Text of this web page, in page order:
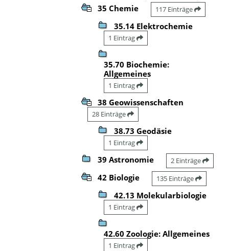
35 Chemie 117 Einträge
35.14 Elektrochemie
1 Eintrag
35.70 Biochemie:
Allgemeines
1 Eintrag
38 Geowissenschaften
28 Einträge
38.73 Geodäsie
1 Eintrag
39 Astronomie 2 Einträge
42 Biologie 135 Einträge
42.13 Molekularbiologie
1 Eintrag
42.60 Zoologie: Allgemeines
1 Eintrag